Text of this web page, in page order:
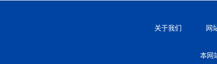
关于我们 网
本网